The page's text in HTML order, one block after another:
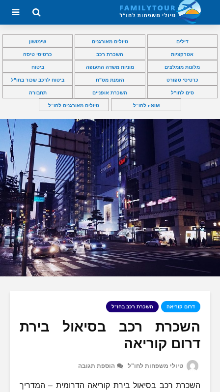
דילים טיולים מאורגנים שימושון
אטרקציות השכרת רכב כרטיסי טיסה
מלונות מומלצים מוניות משדה התעופה ביטוח
כרטיסי ספורט הזמנת מט”ח ביטוח לרכב שכור בחו”ל
סים לחו”ל השכרת אופניים תחבורה
eSIM לחו”ל טיולים מאורגנים לחו”ל
דרום קוריאה השכרת רכב בחו"ל
השכרת רכב בסיאול בירת
דרום קוריאה
טיולי משפחות לחו"ל הוספת תגובה
השכרת רכב בסיאול בירת קוריאה הדרומית – המדריך